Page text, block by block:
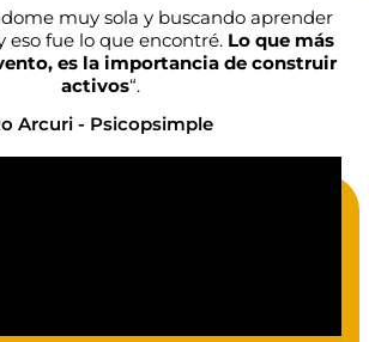
muy sola y buscando aprender
eso fue lo que encontré. Lo que más
es la importancia de construir
activos“.
Arcuri - Psicopsimple